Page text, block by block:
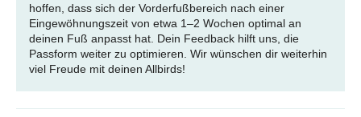
hoffen, dass sich der Vorderfußbereich nach einer
Eingewöhnungszeit von etwa 1–2 Wochen optimal an
deinen Fuß anpasst hat. Dein Feedback hilft uns, die
Passform weiter zu optimieren. Wir wünschen dir weiterhin
viel Freude mit deinen Allbirds!